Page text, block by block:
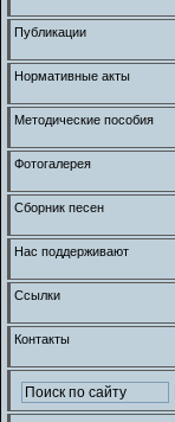
Публикации
Нормативные акты
Методические пособия
Фотогалерея
Сборник песен
Нас поддерживают
Ссылки
Контакты